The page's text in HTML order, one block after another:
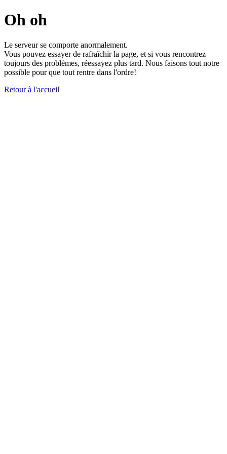
Oh oh
Le serveur se comporte anormalement.
Vous pouvez essayer de rafraîchir la page, et si vous rencontrez
toujours des problèmes, réessayez plus tard. Nous faisons tout notre
possible pour que tout rentre dans l'ordre!
Retour à l'accueil